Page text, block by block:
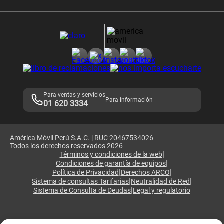
Consulta de IMEI
Consulta de reclamos
Adquirientes iPhone 6, 6S y SE
Mensaje de Seguridad
Términos y Condiciones de Tienda Claro
Libro de Reclamaciones
Para ventas y servicios
01 620 3334 Para información
América Móvil Perú S.A.C. | RUC 20467534026
Todos los derechos reservados 2026
Términos y condiciones de la web|
Condiciones de garantía de equipos|
Política de Privacidad|Derechos ARCO|
Sistema de consultas Tarifarias|Neutralidad de Red|
Sistema de Consulta de Deudas|Legal y regulatorio